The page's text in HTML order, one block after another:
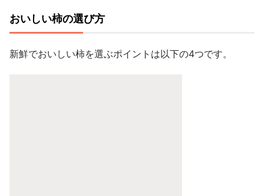
おいしい柿の選び方
新鮮でおいしい柿を選ぶポイントは以下の4つです。